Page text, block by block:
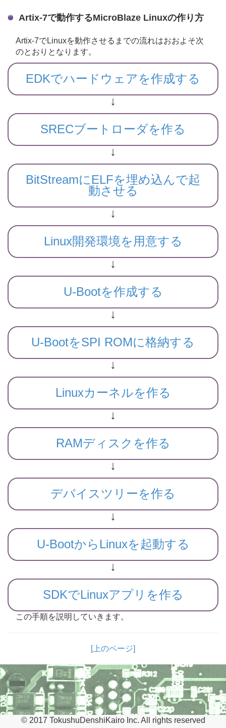
Artix-7で動作するMicroBlaze Linuxの作り方
Artix-7でLinuxを動作させるまでの流れはおおよそ次
のとおりとなります。
EDKでハードウェアを作成する
↓
SRECブートローダを作る
↓
BitStreamにELFを埋め込んで起
動させる
↓
Linux開発環境を用意する
↓
U-Bootを作成する
↓
U-BootをSPI ROMに格納する
↓
Linuxカーネルを作る
↓
RAMディスクを作る
↓
デバイスツリーを作る
↓
U-BootからLinuxを起動する
↓
SDKでLinuxアプリを作る
この手順を説明していきます。
[上のページ]
© 2017 TokushuDenshiKairo Inc. All rights reserved